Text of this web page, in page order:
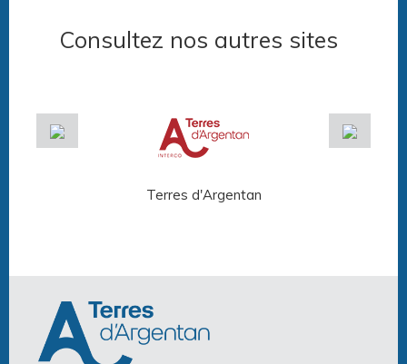
Consultez nos autres sites
Terres d'Argentan